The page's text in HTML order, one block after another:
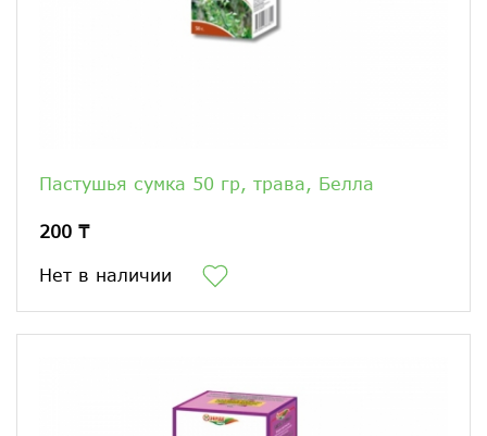
Пастушья сумка 50 гр, трава, Белла
200 ₸
Нет в наличии